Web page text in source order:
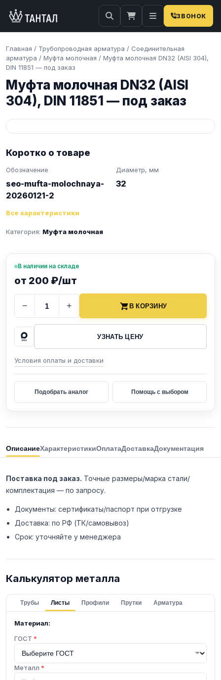
ЗВОНОК
Главная / Трубопроводная арматура / Соединительная
арматура / Муфта молочная / Муфта молочная DN32 (AISI 304),
DIN 11851 — под заказ
Муфта молочная DN32 (AISI
304), DIN 11851 — под заказ
Коротко о товаре
Обозначение
seo-mufta-molochnaya-
20260121-2
Диаметр, мм
32
Все характеристики
Категория: Муфта молочная
В наличии на складе
от 200 ₽/шт
− + В КОРЗИНУ
УЗНАТЬ ЦЕНУ
Условия оплаты и доставки
Подобрать аналог Помощь с выбором
ОписаниеХарактеристикиОплатаДоставкаДокументация
Поставка под заказ. Точные размеры/марка стали/
комплектация — по запросу.
Документы: сертификаты/паспорт при отгрузке
Доставка: по РФ (ТК/самовывоз)
Срок: уточняйте у менеджера
Калькулятор металла
Трубы Листы Профили Прутки Арматура
Материал:
ГОСТ *
Металл *